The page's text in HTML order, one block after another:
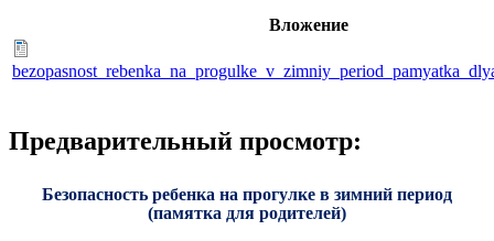
Вложение
Предварительный просмотр:
Безопасность ребенка на прогулке в зимний период
(памятка для родителей)